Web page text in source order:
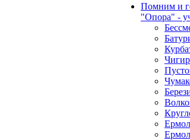
Помним и
"Опора" -